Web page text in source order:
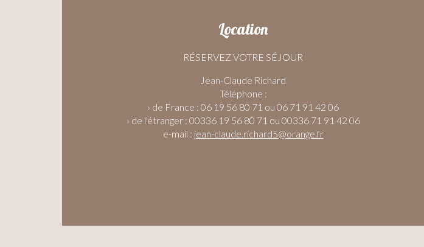
Location
RÉSERVEZ VOTRE SÉJOUR
Jean-Claude Richard
Téléphone :
› de France : 06 19 56 80 71 ou 06 71 91 42 06
› de l'étranger : 00336 19 56 80 71 ou 00336 71 91 42 06
e-mail : jean-claude.richard5@orange.fr